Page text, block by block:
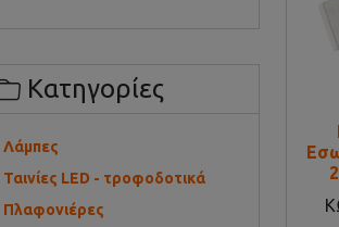
Κατηγορίες
Λάμπες
Ταινίες LED - τροφοδοτικά
Πλαφονιέρες